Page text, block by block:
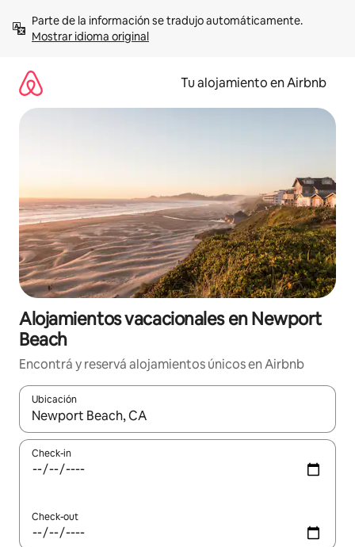
contenidoMostrar idioma original
Tu alojamiento en Airbnb
Alojamientos vacacionales en Newport
Beach
Encontrá y reservá alojamientos únicos en Airbnb
Ubicación
Cuando los resultados estén disponibles, navegá con las
Check-in
Check-out